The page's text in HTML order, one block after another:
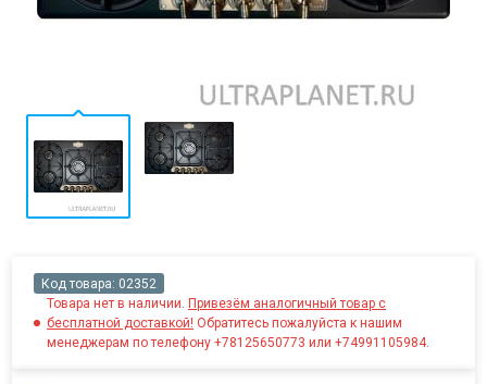
Код товара: 02352
Товара нет в наличии. Привезём аналогичный товар с
бесплатной доставкой! Обратитесь пожалуйста к нашим
менеджерам по телефону +78125650773 или +74991105984.